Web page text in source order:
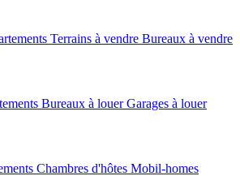
Terrains à vendre Bureaux à vendre
Bureaux à louer Garages à louer
Chambres d'hôtes Mobil-homes